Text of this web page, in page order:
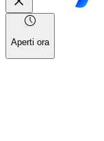
Aperti ora